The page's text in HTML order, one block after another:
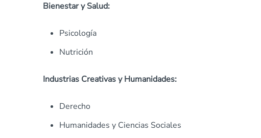
Bienestar y Salud:
Psicología
Nutrición
Industrias Creativas y Humanidades:
Derecho
Humanidades y Ciencias Sociales